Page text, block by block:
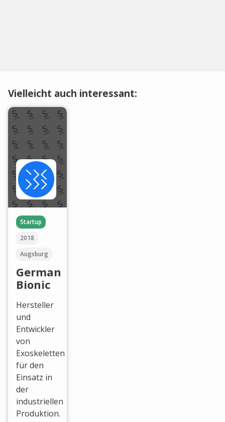
Vielleicht auch interessant:
Startup
2018
Augsburg
German
Bionic
Hersteller
und
Entwickler
von
Exoskeletten
für den
Einsatz in
der
industriellen
Produktion.